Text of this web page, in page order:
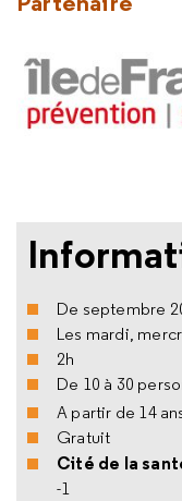
De septembre
Les mardi,
2h
De 10 à 30
A partir de 14
Gratuit
Cité de la
-1